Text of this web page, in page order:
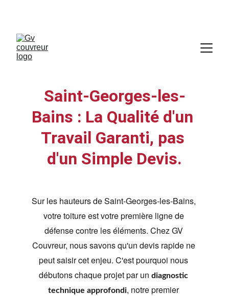
Saint-Georges-les-
Bains : La Qualité d'un
Travail Garanti, pas
d'un Simple Devis.
Sur les hauteurs de Saint-Georges-les-Bains,
votre toiture est votre première ligne de
défense contre les éléments. Chez GV
Couvreur, nous savons qu'un devis rapide ne
peut saisir cet enjeu. C'est pourquoi nous
débutons chaque projet par un diagnostic
technique approfondi, notre premier